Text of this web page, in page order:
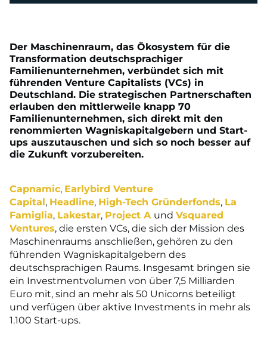
Der Maschinenraum, das Ökosystem für die
Transformation deutschsprachiger
Familienunternehmen, verbündet sich mit
führenden Venture Capitalists (VCs) in
Deutschland. Die strategischen Partnerschaften
erlauben den mittlerweile knapp 70
Familienunternehmen, sich direkt mit den
renommierten Wagniskapitalgebern und Start-
ups auszutauschen und sich so noch besser auf
die Zukunft vorzubereiten.
Capnamic, Earlybird Venture
Capital, Headline, High-Tech Gründerfonds, La
Famiglia, Lakestar, Project A und Vsquared
Ventures, die ersten VCs, die sich der Mission des
Maschinenraums anschließen, gehören zu den
führenden Wagniskapitalgebern des
deutschsprachigen Raums. Insgesamt bringen sie
ein Investmentvolumen von über 7,5 Milliarden
Euro mit, sind an mehr als 50 Unicorns beteiligt
und verfügen über aktive Investments in mehr als
1.100 Start-ups.